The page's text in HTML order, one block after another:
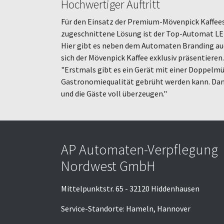
Hochwertiger Auftritt
Für den Einsatz der Premium-Mövenpick
zugeschnittene Lösung ist der Top-Automat
Hier gibt es neben dem Automaten Branding
sich der Mövenpick Kaffee exklusiv präsentieren.
"Erstmals gibt es ein Gerät mit einer
Gastronomiequalität gebrüht werden kann.
und die Gäste voll überzeugen."
AP Automaten-Verpflegung
Nordwest GmbH
Mittelpunktstr. 65 - 32120 Hiddenhausen
Service-Standorte: Hameln, Hannover